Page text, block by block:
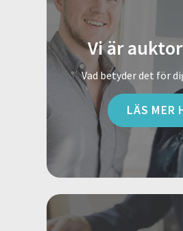
Vi är
Vad betyder det för
LÄS MER